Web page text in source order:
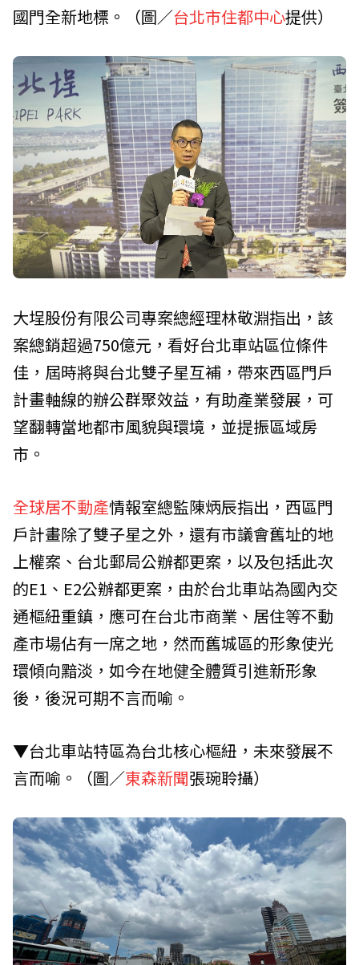
國門全新地標。（圖／台北市住都中心提供）
大埕股份有限公司專案總經理林敬淵指出，該
案總銷超過750億元，看好台北車站區位條件
佳，屆時將與台北雙子星互補，帶來西區門戶
計畫軸線的辦公群聚效益，有助產業發展，可
望翻轉當地都市風貌與環境，並提振區域房
市。
全球居不動產情報室總監陳炳辰指出，西區門
戶計畫除了雙子星之外，還有市議會舊址的地
上權案、台北郵局公辦都更案，以及包括此次
的E1、E2公辦都更案，由於台北車站為國內交
通樞紐重鎮，應可在台北市商業、居住等不動
產市場佔有一席之地，然而舊城區的形象使光
環傾向黯淡，如今在地健全體質引進新形象
後，後況可期不言而喻。
▼台北車站特區為台北核心樞紐，未來發展不
言而喻。（圖／東森新聞張琬聆攝）